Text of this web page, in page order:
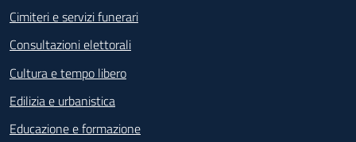
Cimiteri e servizi funerari
Consultazioni elettorali
Cultura e tempo libero
Edilizia e urbanistica
Educazione e formazione